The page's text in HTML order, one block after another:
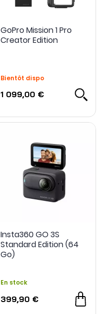
Carte microSD
GoPro Mission 1 Pro
Creator Edition
Bientôt dispo
1 099,00 €
Insta360 GO 3S
Standard Edition (64
Go)
En stock
399,90 €